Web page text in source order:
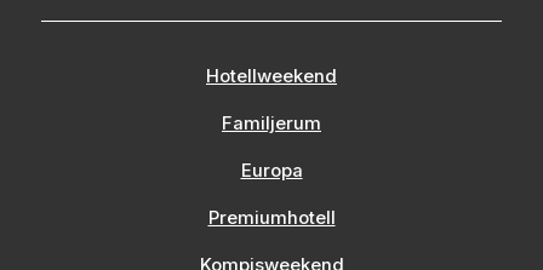
Hotellweekend
Familjerum
Europa
Premiumhotell
Kompisweekend